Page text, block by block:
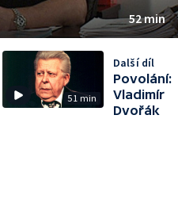
52 min
51 min
Další díl
Povolání:
Vladimír
Dvořák